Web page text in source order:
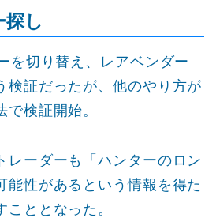
探し
を切り替え、レアベンダー
検証だったが、他のやり方が
検証開始。
レーダーも「ハンターのロン
能性があるという情報を得た
ととなった。